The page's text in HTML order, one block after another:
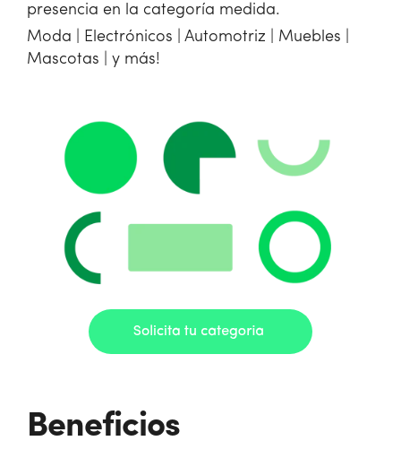
presencia en la categoría medida.
Moda | Electrónicos | Automotriz | Muebles |
Mascotas | y más!
Beneficios